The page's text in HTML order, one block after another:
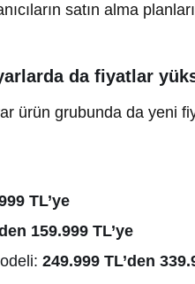
satın alma
da fiyatlar
ürün grubunda da yeni
TL’ye
159.999 TL’ye
249.999 TL’den